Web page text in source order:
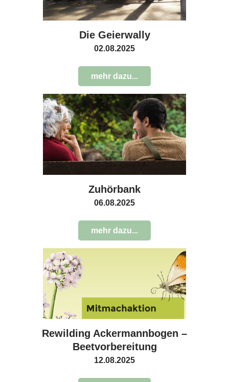
Die Geierwally
02.08.2025
mehr dazu...
Zuhörbank
06.08.2025
mehr dazu...
Rewilding Ackermannbogen –
Beetvorbereitung
12.08.2025